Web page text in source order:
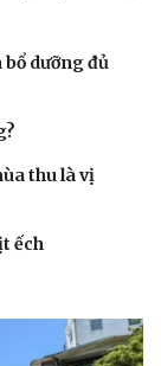
bổ dưỡng đủ
thu là vị
ếch